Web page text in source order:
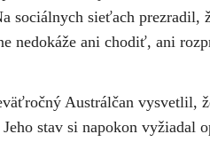
sociálnych sieťach prezradil,
nedokáže ani chodiť, ani
Austrálčan vysvetlil,
stav si napokon vyžiadal